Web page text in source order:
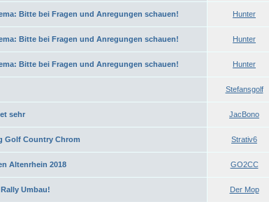
Bitte bei Fragen und Anregungen schauen! Hunter
Bitte bei Fragen und Anregungen schauen! Hunter
Bitte bei Fragen und Anregungen schauen! Hunter
Stefansgolf
sehr JacBono
Golf Country Chrom Strativ6
Altenrhein 2018 GO2CC
Umbau! Der Mop